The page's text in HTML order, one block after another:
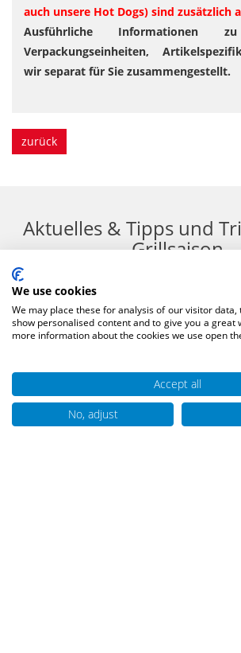
auch unsere Hot Dogs) sind zusätzlich
Ausführliche Informationen
Verpackungseinheiten,
wir separat für Sie zusammengestellt.
zurück
Aktuelles & Tipps und
Grillsaison
We use cookies
We may place these for analysis of our visitor
show personalised content and to give you a great
more information about the cookies we use open
Accept all
No, adjust